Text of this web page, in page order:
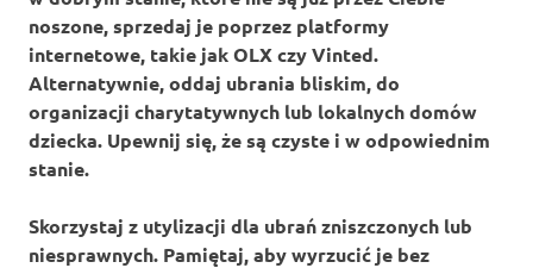
noszone, sprzedaj je poprzez platformy
internetowe, takie jak OLX czy Vinted.
Alternatywnie, oddaj ubrania bliskim, do
organizacji charytatywnych lub lokalnych domów
dziecka. Upewnij się, że są czyste i w odpowiednim
stanie.
Skorzystaj z utylizacji dla ubrań zniszczonych lub
niesprawnych. Pamiętaj, aby wyrzucić je bez